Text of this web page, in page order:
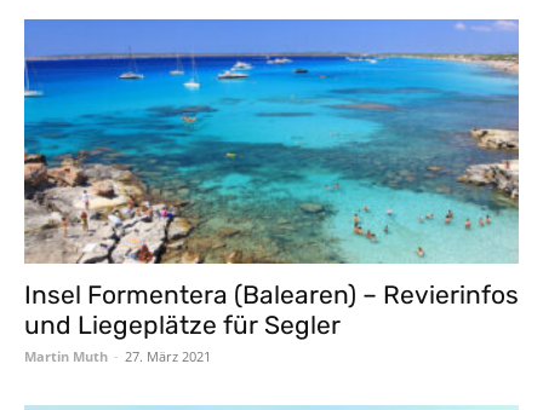
Insel Formentera (Balearen) – Revierinfos
und Liegeplätze für Segler
Martin Muth - 27. März 2021